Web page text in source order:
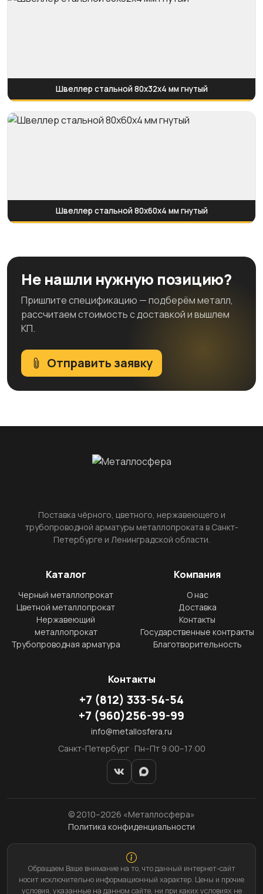
Швеллер стальной 80x32x4 мм гнутый
Швеллер стальной 80x60x4 мм гнутый
Не нашли нужную позицию?
Пришлите спецификацию — подберём металл,
рассчитаем стоимость с доставкой и вышлем
КП.
Отправить заявку
Поставка чёрного, цветного, нержавеющего и
трубопроводной арматуры металлопроката в Санкт-
Петербурге и Ленинградской области.
Каталог
Черный металлопрокат
Цветной металлопрокат
Нержавеющий
металлопрокат
Трубопроводная арматура
Компания
О нас
Доставка
Контакты
Государственные контракты
Благотворительность
Контакты
+7 (812) 333-54-54
+7 (960)256-99-99
info@metallosfera.ru
Санкт-Петербург · Пн–Пт 9:00–17:00
© 2010–2026 «Металлосфера»
Политика конфиденциальности
Обращаем Ваше внимание на то, что данный интернет-сайт
носит исключительно информационный характер. Цены и прочие
условия, указанные на данном сайте, ни при каких условиях не